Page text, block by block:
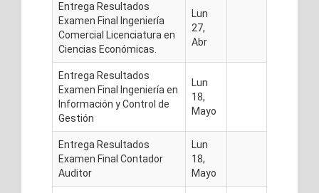
Entrega Resultados
Examen Final Ingeniería
Comercial Licenciatura en
Ciencias Económicas.
Lun
27,
Abr
Entrega Resultados
Examen Final Ingeniería en
Información y Control de
Gestión
Lun
18,
Mayo
Entrega Resultados
Examen Final Contador
Auditor
Lun
18,
Mayo